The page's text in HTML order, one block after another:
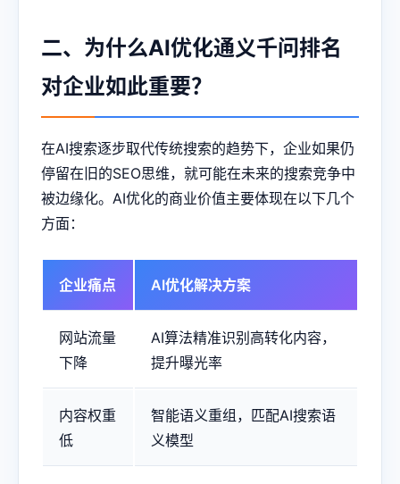
二、为什么AI优化通义千问排名
对企业如此重要？
在AI搜索逐步取代传统搜索的趋势下，企业如果仍
停留在旧的SEO思维，就可能在未来的搜索竞争中
被边缘化。AI优化的商业价值主要体现在以下几个
方面：
企业痛点 AI优化解决方案
网站流量
下降
AI算法精准识别高转化内容，
提升曝光率
内容权重
低
智能语义重组，匹配AI搜索语
义模型